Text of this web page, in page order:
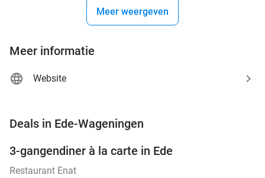
Meer weergeven
Meer informatie
Website
Deals in Ede-Wageningen
NEW
TODAY
3-gangendiner à la carte in Ede
Restaurant Enat